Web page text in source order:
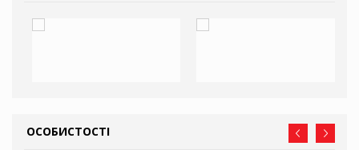
ОСОБИСТОСТІ